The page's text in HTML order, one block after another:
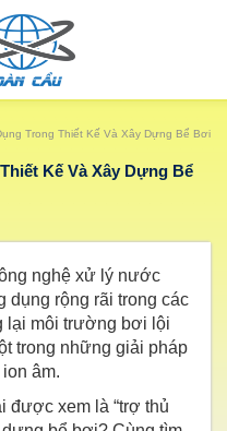
Trong Thiết Kế Và Xây Dựng Bể Bơi
Kế Và Xây Dựng Bể
nghệ xử lý nước
dụng rộng rãi trong các
lại môi trường bơi lội
trong những giải pháp
âm.
được xem là “trợ thủ